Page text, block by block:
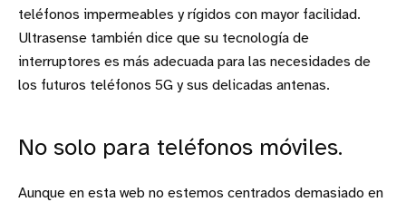
teléfonos impermeables y rígidos con mayor facilidad.
Ultrasense también dice que su tecnología de
interruptores es más adecuada para las necesidades de
los futuros teléfonos 5G y sus delicadas antenas.
No solo para teléfonos móviles.
Aunque en esta web no estemos centrados demasiado en